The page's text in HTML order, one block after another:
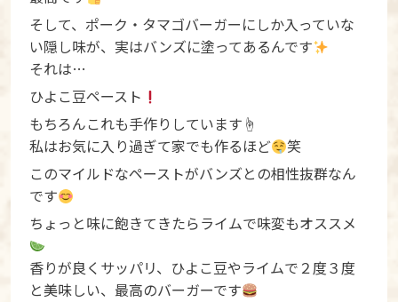
そして、ポーク・タマゴバーガーにしか入っていな
い隠し味が、実はバンズに塗ってあるんです
それは…
ひよこ豆ペースト
もちろんこれも手作りしています☝️
私はお気に入り過ぎて家でも作るほど
笑
このマイルドなペーストがバンズとの相性抜群なん
です
ちょっと味に飽きてきたらライムで味変もオススメ
香りが良くサッパリ、ひよこ豆やライムで２度３度
と美味しい、最高のバーガーです